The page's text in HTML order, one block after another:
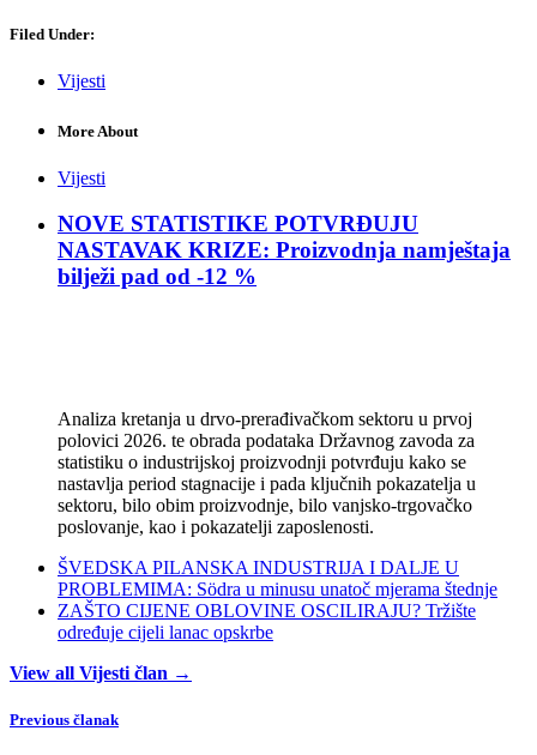
Filed Under:
Vijesti
More About
Vijesti
NOVE STATISTIKE POTVRĐUJU
NASTAVAK KRIZE: Proizvodnja namještaja
bilježi pad od -12 %
Analiza kretanja u drvo-prerađivačkom sektoru u prvoj
polovici 2026. te obrada podataka Državnog zavoda za
statistiku o industrijskoj proizvodnji potvrđuju kako se
nastavlja period stagnacije i pada ključnih pokazatelja u
sektoru, bilo obim proizvodnje, bilo vanjsko-trgovačko
poslovanje, kao i pokazatelji zaposlenosti.
ŠVEDSKA PILANSKA INDUSTRIJA I DALJE U
PROBLEMIMA: Södra u minusu unatoč mjerama štednje
ZAŠTO CIJENE OBLOVINE OSCILIRAJU? Tržište
određuje cijeli lanac opskrbe
View all Vijesti član →
Previous članak